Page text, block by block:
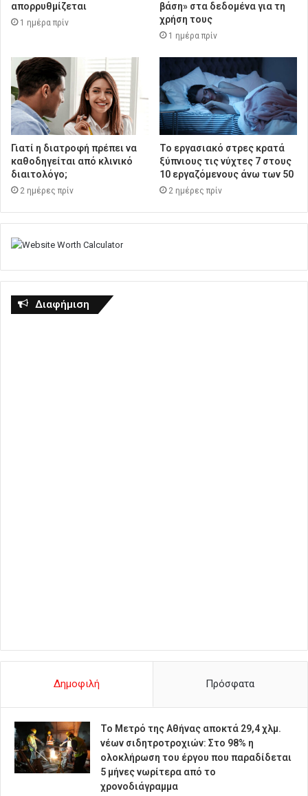
απορρυθμίζεται
1 ημέρα πρίν
βάση» στα δεδομένα για τη
χρήση τους
1 ημέρα πρίν
Γιατί η διατροφή πρέπει να
καθοδηγείται από κλινικό
διαιτολόγο;
2 ημέρες πρίν
Το εργασιακό στρες κρατά
ξύπνιους τις νύχτες 7 στους
10 εργαζόμενους άνω των 50
2 ημέρες πρίν
Διαφήμιση
Δημοφιλή Πρόσφατα
Το Μετρό της Αθήνας αποκτά 29,4 χλμ.
νέων σιδητροτροχιών: Στο 98% η
ολοκλήρωση του έργου που παραδίδεται
5 μήνες νωρίτερα από το
χρονοδιάγραμμα